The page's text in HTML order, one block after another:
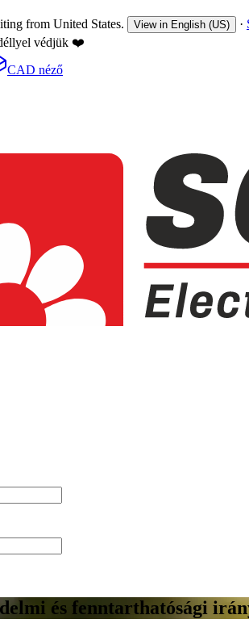
from United States. View in English (US) ·
védjük ❤️
CAD néző
és fenntarthatósági